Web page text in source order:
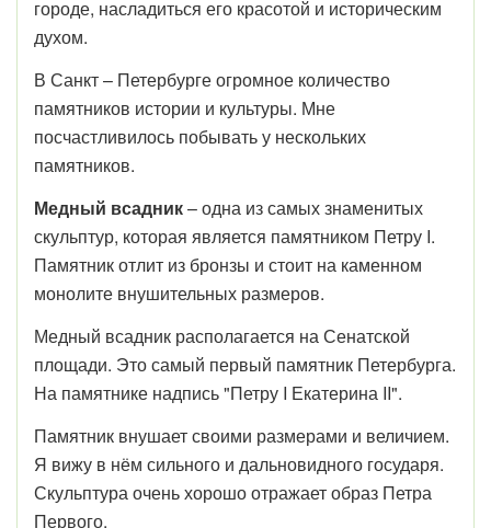
городе, насладиться его красотой и историческим
духом.
В Санкт – Петербурге огромное количество
памятников истории и культуры. Мне
посчастливилось побывать у нескольких
памятников.
Медный всадник– одна из самых знаменитых
скульптур, которая является памятником Петру I.
Памятник отлит из бронзы и стоит на каменном
монолите внушительных размеров.
Медный всадник располагается на Сенатской
площади. Это самый первый памятник Петербурга.
На памятнике надпись "Петру I Екатерина II".
Памятник внушает своими размерами и величием.
Я вижу в нём сильного и дальновидного государя.
Скульптура очень хорошо отражает образ Петра
Первого.